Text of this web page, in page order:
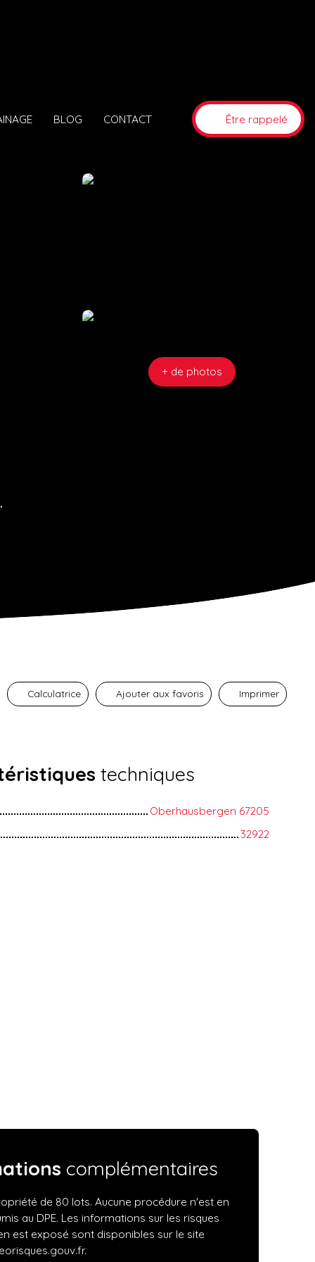
BLOG CONTACT Être rappelé
+ de photos
Calculatrice Ajouter aux favoris Imprimer
techniques
Oberhausbergen 67205
32922
complémentaires
de 80 lots. Aucune procédure n'est en
au DPE. Les informations sur les risques
est exposé sont disponibles sur le site